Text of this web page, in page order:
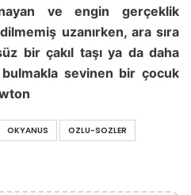
ve engin gerçeklik
uzanırken, ara sıra
bir çakıl taşı ya da daha
sevinen bir çocuk
OKYANUS
OZLU-SOZLER